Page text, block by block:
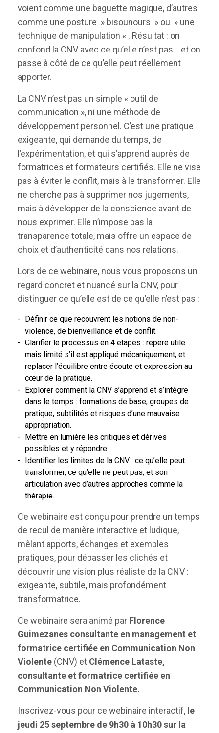
voient comme une baguette magique, d’autres
comme une posture » bisounours » ou » une
technique de manipulation « . Résultat : on
confond la CNV avec ce qu’elle n’est pas… et on
passe à côté de ce qu’elle peut réellement
apporter.
La CNV n’est pas un simple « outil de
communication », ni une méthode de
développement personnel. C’est une pratique
exigeante, qui demande du temps, de
l’expérimentation, et qui s’apprend auprès de
formatrices et formateurs certifiés. Elle ne vise
pas à éviter le conflit, mais à le transformer. Elle
ne cherche pas à supprimer nos jugements,
mais à développer de la conscience avant de
nous exprimer. Elle n’impose pas la
transparence totale, mais offre un espace de
choix et d’authenticité dans nos relations.
Lors de ce webinaire, nous vous proposons un
regard concret et nuancé sur la CNV, pour
distinguer ce qu’elle est de ce qu’elle n’est pas :
Définir ce que recouvrent les notions de non-
violence, de bienveillance et de conflit.
Clarifier le processus en 4 étapes : repère utile
mais limité s’il est appliqué mécaniquement, et
replacer l’équilibre entre écoute et expression au
cœur de la pratique.
Explorer comment la CNV s’apprend et s’intègre
dans le temps : formations de base, groupes de
pratique, subtilités et risques d’une mauvaise
appropriation.
Mettre en lumière les critiques et dérives
possibles et y répondre.
Identifier les limites de la CNV : ce qu’elle peut
transformer, ce qu’elle ne peut pas, et son
articulation avec d’autres approches comme la
thérapie.
Ce webinaire est conçu pour prendre un temps
de recul de manière interactive et ludique,
mêlant apports, échanges et exemples
pratiques, pour dépasser les clichés et
découvrir une vision plus réaliste de la CNV :
exigeante, subtile, mais profondément
transformatrice.
Ce webinaire sera animé par Florence
Guimezanes consultante en management et
formatrice certifiée en Communication Non
Violente (CNV) et Clémence Lataste,
consultante et formatrice certifiée en
Communication Non Violente.
Inscrivez-vous pour ce webinaire interactif, le
jeudi 25 septembre de 9h30 à 10h30 sur la